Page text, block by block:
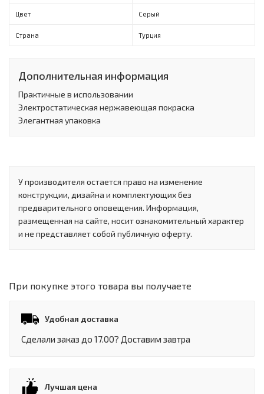
Цвет Серый
Страна Турция
Дополнительная информация
Практичные в использовании
Электростатическая нержавеющая покраска
Элегантная упаковка
У производителя остается право на изменение
конструкции, дизайна и комплектующих без
предварительного оповещения. Информация,
размещенная на сайте, носит ознакомительный характер
и не представляет собой публичную оферту.
При покупке этого товара вы получаете
Удобная доставка
Сделали заказ до 17.00? Доставим завтра
Лучшая цена